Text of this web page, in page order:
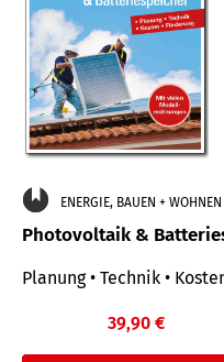
ENERGIE, BAUEN + WOHNEN
Photovoltaik &
Planung • Technik •
39,90 €